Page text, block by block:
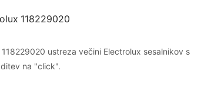
118229020
ustreza večini Electrolux sesalnikov s
na "click".